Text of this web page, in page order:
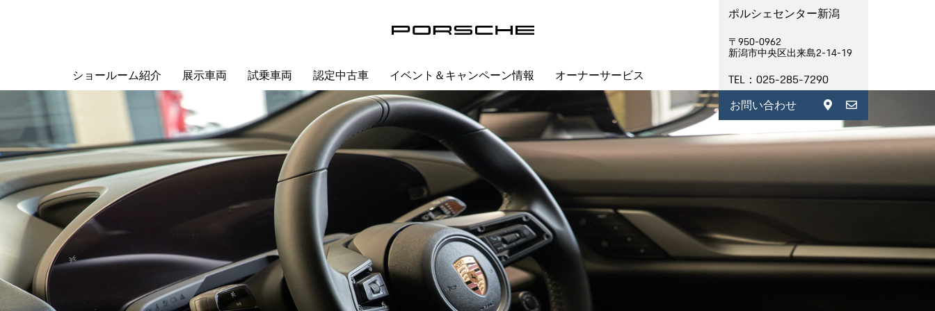
ショールーム紹介 展示車両 試乗車両 認定中古車 イベント＆キャンペーン情報 オーナーサービス
ポルシェセンター新潟
〒950-0962
新潟市中央区出来島2-14-19
TEL：025-285-7290
お問い合わせ